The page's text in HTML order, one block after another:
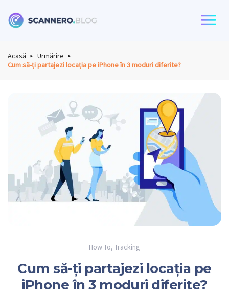
Acasă
Urmărire
Cum să-ți partajezi locația pe iPhone în 3 moduri diferite?
How To, Tracking
Cum să-ți partajezi locația pe
iPhone în 3 moduri diferite?